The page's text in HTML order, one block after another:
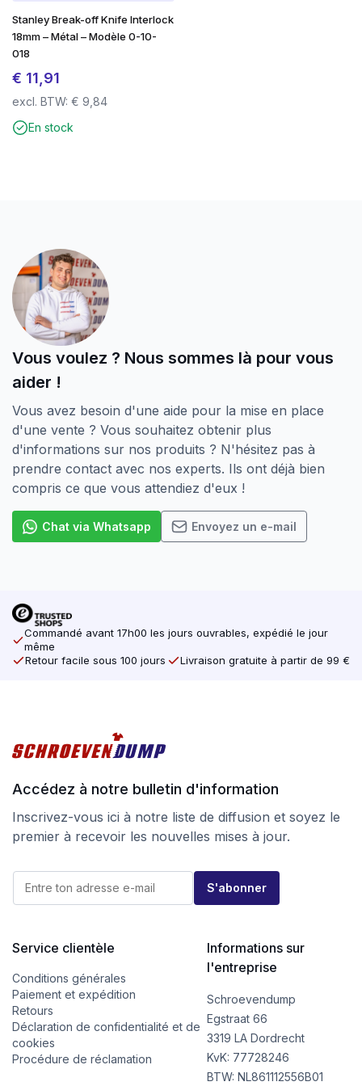
Stanley Break-off Knife Interlock
18mm – Métal – Modèle 0-10-
018
€ 11,91
excl. BTW: € 9,84
En stock
Vous voulez ? Nous sommes là pour vous
aider !
Vous avez besoin d'une aide pour la mise en place
d'une vente ? Vous souhaitez obtenir plus
d'informations sur nos produits ? N'hésitez pas à
prendre contact avec nos experts. Ils ont déjà bien
compris ce que vous attendiez d'eux !
Chat via Whatsapp Envoyez un e-mail
Commandé avant 17h00 les jours ouvrables, expédié le jour
même
Retour facile sous 100 jours
Livraison gratuite à partir de 99 €
Accédez à notre bulletin d'information
Inscrivez-vous ici à notre liste de diffusion et soyez le
premier à recevoir les nouvelles mises à jour.
a
E
m
a
i
l
E
-
m
E
m
l
S'abonner
Service clientèle
Conditions générales
Paiement et expédition
Retours
Déclaration de confidentialité et de
cookies
Procédure de réclamation
Informations sur
l'entreprise
Schroevendump
Egstraat 66
3319 LA Dordrecht
KvK: 77728246
BTW: NL861112556B01